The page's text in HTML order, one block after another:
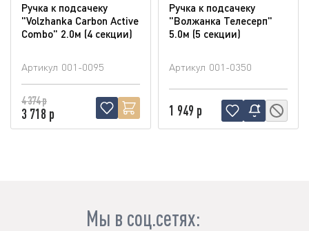
Ручка к подсачеку
"Volzhanka Carbon Active
Combo" 2.0м (4 секции)
Артикул 001-0095
4 374 р
3 718 р
Ручка к подсачеку
"Волжанка Телесерп"
5.0м (5 секции)
Артикул 001-0350
1 949 р
Мы в соц.сетях: